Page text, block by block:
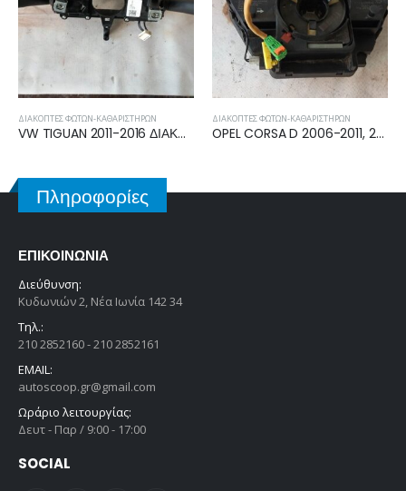
ΔΙΑΚΌΠΤΕΣ ΦΏΤΩΝ-ΚΑΘΑΡΙΣΤΉΡΩΝ
OPEL CORSA D 2006-2011, 2011-2015 ΔΙΑΚΟΠΤΗΣ ΦΩΤΩΝ-ΥΑΛΟΚΑΘΑΡΙΣΤΗΡΩΝ ΦΛΑΣΙΕΡΑ 13142283
ΔΙΑΚΌΠΤΕΣ ΦΏΤΩΝ-ΚΑΘΑΡΙΣΤΉΡΩΝ
OPEL CORSA D 2006-2011, 2011-2015 ΔΙΑΚΟΠΤΗΣ ΦΩΤΩΝ-ΥΑΛΟΚΑΘΑΡΙΣΤΗΡΩΝ ΦΛΑΣΙΕΡΑ 13142283
Πληροφορίες
ΕΠΙΚΟΙΝΩΝΊΑ
Διεύθυνση:
Κυδωνιών 2, Νέα Ιωνία 142 34
Τηλ.:
210 2852160 - 210 2852161
EMAIL:
autoscoop.gr@gmail.com
Ωράριο λειτουργίας:
Δευτ - Παρ / 9:00 - 17:00
SOCIAL